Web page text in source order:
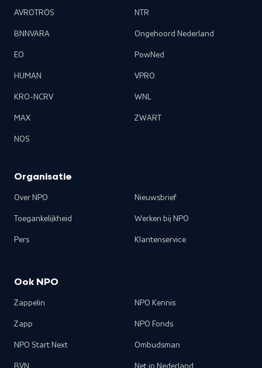
AVROTROS
BNNVARA
EO
HUMAN
KRO-NCRV
MAX
NOS
NTR
Ongehoord Nederland
PowNed
VPRO
WNL
ZWART
Organisatie
Over NPO
Toegankelijkheid
Pers
Nieuwsbrief
Werken bij NPO
Klantenservice
Ook NPO
Zappelin
Zapp
NPO Start Next
BVN
NPO Kennis
NPO Fonds
Ombudsman
Net in Nederland